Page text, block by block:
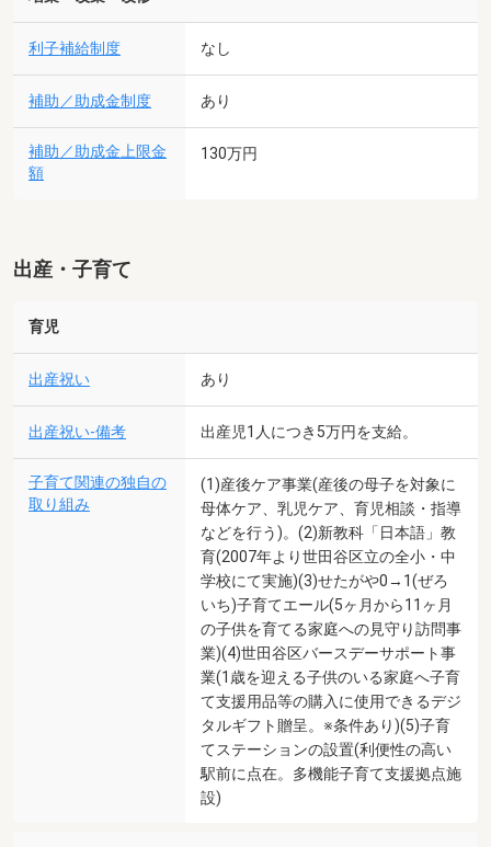
利子補給制度 なし
補助／助成金制度 あり
補助／助成金上限金
額
130万円
出産・子育て
育児
出産祝い あり
出産祝い-備考 出産児1人につき5万円を支給。
子育て関連の独自の
取り組み
(1)産後ケア事業(産後の母子を対象に
母体ケア、乳児ケア、育児相談・指導
などを行う)。(2)新教科「日本語」教
育(2007年より世田谷区立の全小・中
学校にて実施)(3)せたがや0→1(ぜろ
いち)子育てエール(5ヶ月から11ヶ月
の子供を育てる家庭への見守り訪問事
業)(4)世田谷区バースデーサポート事
業(1歳を迎える子供のいる家庭へ子育
て支援用品等の購入に使用できるデジ
タルギフト贈呈。※条件あり)(5)子育
てステーションの設置(利便性の高い
駅前に点在。多機能子育て支援拠点施
設)